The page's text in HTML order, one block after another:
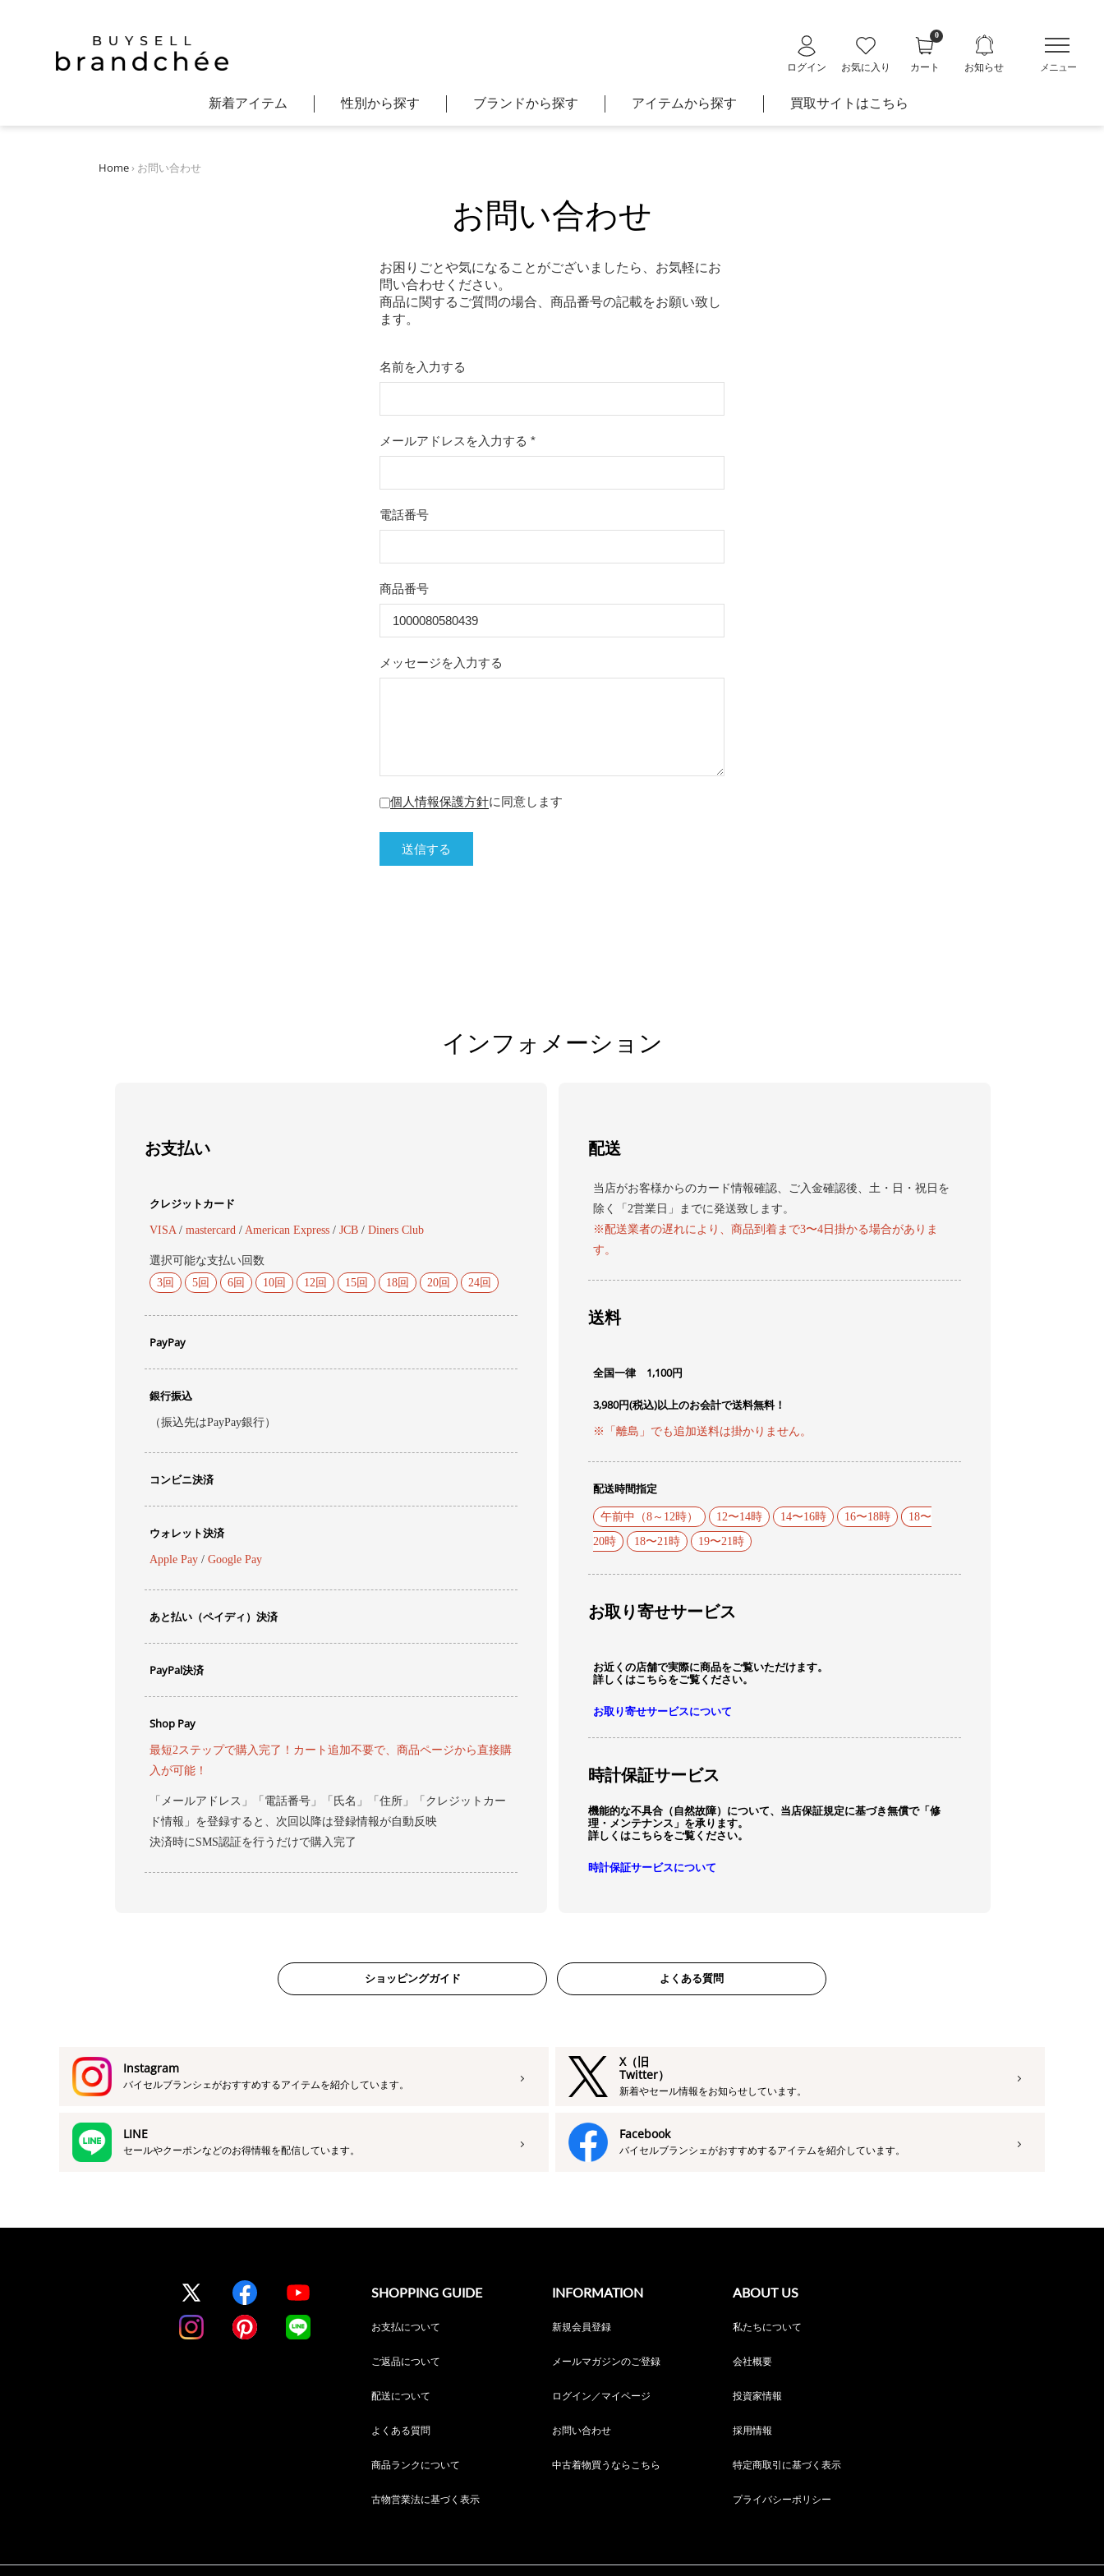
ログイン お気に入り
0
カート お知らせ メニュー
新着アイテム
ブランドアクセサリー
性別から探す
ユニセックス
ブランドから探す
セリーヌ
ロレックス 全てのブランド
アイテムから探す
アパレル
カメラ
買取サイトはこちら
Home › お問い合わせ
お問い合わせ
お困りごとや気になることがございましたら、お気軽にお
問い合わせください。
商品に関するご質問の場合、商品番号の記載をお願い致し
ます。
名前を入力する
メールアドレスを入力する *
電話番号
商品番号
メッセージを入力する
個人情報保護方針に同意します
インフォメーション
お支払い
クレジットカード
VISA/ mastercard / American Express / JCB / Diners Club
選択可能な支払い回数
3回
5回 6回 10回 12回 15回 18回 20回 24回
PayPay
銀行振込
（振込先はPayPay銀行）
コンビニ決済
ウォレット決済
Apple Pay / Google Pay
あと払い（ペイディ）決済
PayPal決済
Shop Pay
最短2ステップで購入完了！カート追加不要で、商品ページから直接購
入が可能！
「メールアドレス」「電話番号」「氏名」「住所」「クレジットカー
ド情報」を登録すると、次回以降は登録情報が自動反映
決済時にSMS認証を行うだけで購入完了
配送
当店がお客様からのカード情報確認、ご入金確認後、土・日・祝日を
除く「2営業日」までに発送致します。
※配送業者の遅れにより、商品到着まで3〜4日掛かる場合がありま
す。
送料
全国一律 1,100円
3,980円(税込)以上のお会計で送料無料！
※「離島」でも追加送料は掛かりません。
配送時間指定
午前中（8～12時） 12〜14時 14〜16時 16〜18時
18〜
20時
18〜21時 19〜21時
お取り寄せサービス
お近くの店舗で実際に商品をご覧いただけます。
詳しくはこちらをご覧ください。
お取り寄せサービスについて
時計保証サービス
機能的な不具合（自然故障）について、当店保証規定に基づき無償で「修
理・メンテナンス」を承ります。
詳しくはこちらをご覧ください。
時計保証サービスについて
ショッピングガイド よくある質問
Instagram
バイセルブランシェがおすすめするアイテムを紹介しています。
X（旧
Twitter）
新着やセール情報をお知らせしています。
LINE
セールやクーポンなどのお得情報を配信しています。
Facebook
バイセルブランシェがおすすめするアイテムを紹介しています。
SHOPPING GUIDE
お支払について
ご返品について
配送について
よくある質問
商品ランクについて
古物営業法に基づく表示
INFORMATION
新規会員登録
メールマガジンのご登録
ログイン／マイページ
お問い合わせ
中古着物買うならこちら
ABOUT US
私たちについて
会社概要
投資家情報
採用情報
特定商取引に基づく表示
プライバシーポリシー